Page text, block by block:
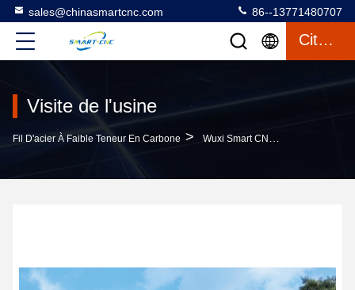
sales@chinasmartcnc.com 86--13771480707
Citation
Visite de l'usine
Fil D'acier À Faible Teneur En Carbone > Wuxi Smart CNC Equipment Group Co.,LTD Visite De L'usine